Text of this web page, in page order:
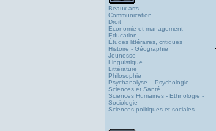
Beaux-arts
Communication
Droit
Economie et management
Education
Études littéraires, critiques
Histoire - Géographie
Jeunesse
Linguistique
Littérature
Philosophie
Psychanalyse – Psychologie
Sciences et Santé
Sciences Humaines - Ethnologie -
Sociologie
Sciences politiques et sociales